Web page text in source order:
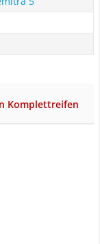
Komplettreifen